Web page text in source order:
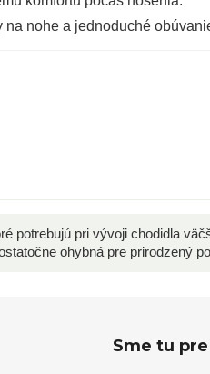
nohe a jednoduché
potrebujú pri vývoji chodidla
ohybná pre prirodzený
Sme tu pre